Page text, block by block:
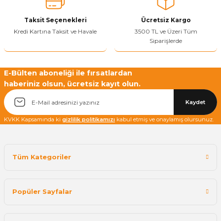
Taksit Seçenekleri
Kredi Kartına Taksit ve Havale
Ücretsiz Kargo
3500 TL ve Üzeri Tüm
Siparişlerde
E-Bülten aboneliği ile fırsatlardan
haberiniz olsun, ücretsiz kayıt olun.
Kaydet
KVKK Kapsamında ki gizlilik politikamızı kabul etmiş ve onaylamış olursunuz.
Tüm Kategoriler
Popüler Sayfalar